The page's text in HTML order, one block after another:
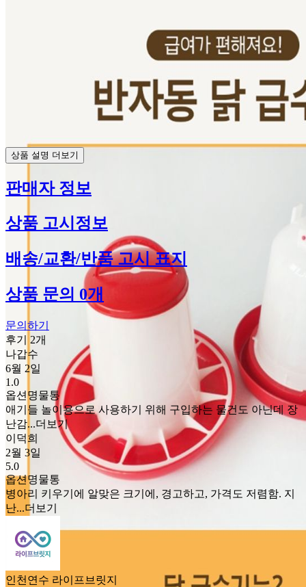
상품 설명 더보기
판매자 정보
상품 고시정보
배송/교환/반품 고시 표지
상품 문의 0개
문의하기
후기 2개
나갑수
6월 2일
1.0
옵션명물통
애기들 놀이용으로 사용하기 위해 구입하는 물건도 아닌데 장
난감...더보기
이덕희
2월 3일
5.0
옵션명물통
병아리 키우기에 알맞은 크기에, 경고하고, 가격도 저렴함. 지
난...더보기
인천연수 라이프브릿지